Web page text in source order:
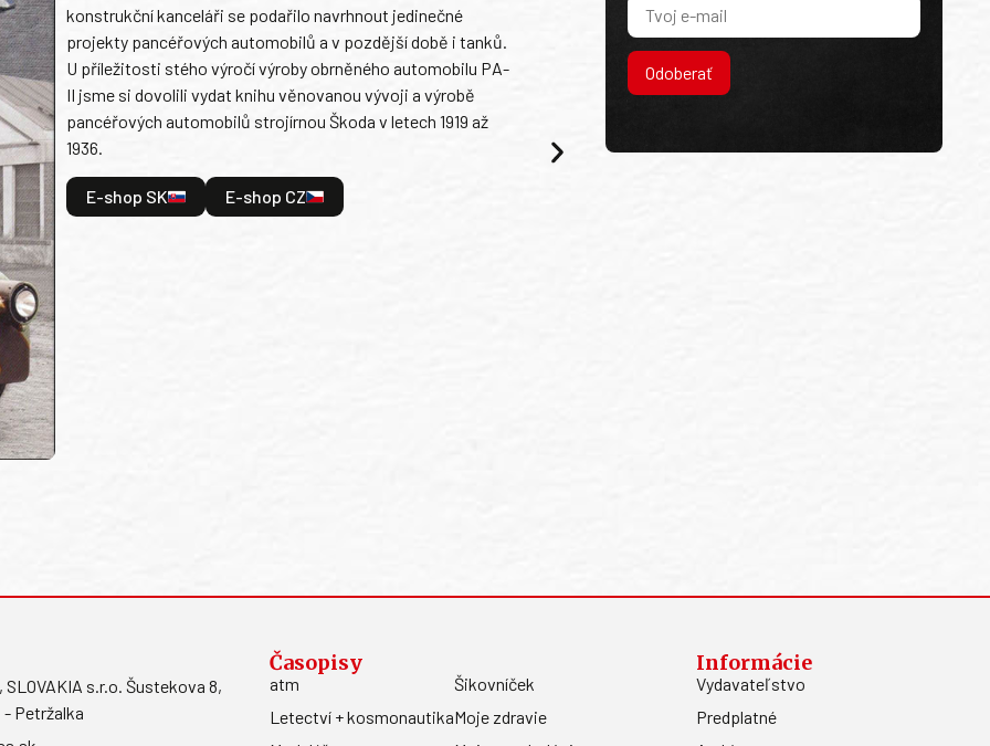
konstrukční kanceláři se podařilo navrhnout jedinečné
projekty pancéřových automobilů a v pozdější době i tanků.
U příležitosti stého výročí výroby obrněného automobilu PA-
II jsme si dovolili vydat knihu věnovanou vývoji a výrobě
pancéřových automobilů strojírnou Škoda v letech 1919 až
1936.
E-shop SK E-shop CZ
Odoberať
SLOVAKIA s.r.o. Šustekova 8,
- Petržalka
Časopisy
atm
Letectví + kosmonautika
Šikovníček
Moje zdravie
Informácie
Vydavateľstvo
Predplatné